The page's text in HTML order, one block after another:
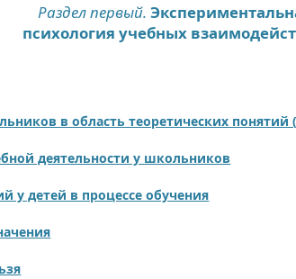
Раздел первый.
психология учебных
в область теоретических
деятельности у школьников
у детей в процессе обучения